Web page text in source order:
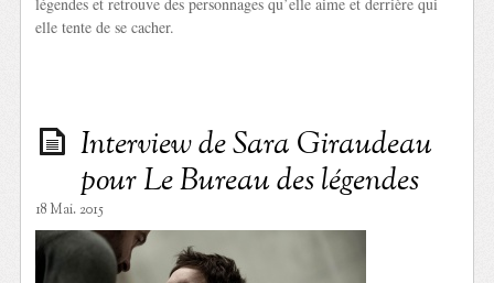
légendes et retrouve des personnages qu’elle aime et derrière qui
elle tente de se cacher.
Interview de Sara Giraudeau
pour Le Bureau des légendes
18 Mai. 2015